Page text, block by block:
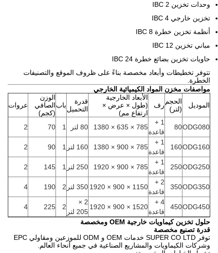
وحدات تخزين 2 IBC
تخزين خارجي 4 IBC
أنظمة تخزين خطرة 8 IBC
مباني تخزين 12 IBC
حاويات تخزين بضائع خطرة 24 IBC
تتوفر تخطيطات وأبعاد مخصصة بناءً على ظروف الموقع والتصنيفات
الخطرة.
مواصفات مخزن المواد الكيميائية الخارجي
الموديل
الحجم
(لتر)
رف
الأبعاد الخارجية
(طول × عرض ×
ارتفاع مم)
قدرة
التحميل باب
الوزن
الصافي
(كجم)
عروات
ODG080
80
1 +
قاعدة
785 × 635 × 1380 80 لتر 70
ODG160
160
1 +
قاعدة
785 × 900 × 1380 160 لتر 1
90
ODG250
250
1 +
قاعدة
785 × 900 × 1920 250 لتر 1
145
ODG350
350
2 +
قاعدة
1150 × 900 × 1920 350 لتر 2
190
4
ODG450
450
4 +
قاعدة
1520 × 900 × 1920
2 ×
205 لتر
225
4
حلول تخزين كيماويات خارجية OEM ومخصصة
قدرة تصنيع مخصصة
توفر SUPER CO LTD خدمات OEM و ODM للموزعين ومقاولي EPC
وشركات الكيماويات والمشاريع الصناعية في جميع أنحاء العالم.